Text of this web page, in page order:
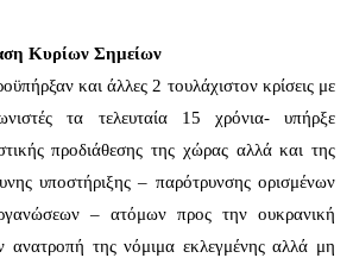
Κυρίων Σημείων
και άλλες 2 τουλάχιστον κρίσεις με
τα τελευταία 15 χρόνια- υπήρξε
προδιάθεσης της χώρας αλλά και της
υποστήριξης – παρότρυνσης ορισμένων
– ατόμων προς την ουκρανική
ανατροπή της νόμιμα εκλεγμένης αλλά μη